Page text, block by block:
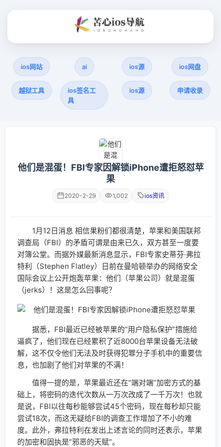
ios网站 ai ios源 ios网盘
越狱工具
ios签名工
具
ios源 申请收录
他们是混蛋！FBI专家因解锁iPhone遭拒怒怼苹
果
2020-2-29 1,002 ios资讯
1月12日消息 相信果粉们都很清楚，苹果和美国联邦
调查局（FBI）的矛盾可谓是由来已久，双方甚至一度要
对簿公堂。而据外媒最新消息显示，FBI专家史蒂芬·弗拉
特利（Stephen Flatley）日前在曼哈顿举办的网络安全
国际会议上公开炮轰苹果：他们（苹果公司）就是混蛋
（jerks）！这是怎么回事呢？
据悉，FBI最近已经被苹果的“用户隐私保护”措施给
逼疯了，他们现在已经累积了近8000台苹果设备无法破
解，这不仅令他们无法及时获得犯罪分子手机中的重要信
息，也加剧了他们对苹果的不满！
值得一提的是，苹果最近还在“端对端”加密方式的基
础上，将密码的迭代次数从一万次改成了一千万次！也就
是说，FBI以往每秒能够尝试45个密码，现在每秒却只能
尝试18次，而这无疑给FBI的调查工作增加了不小的难
度。此外，弗拉特利在发出上述言论的同时还表示，苹果
的加密和固执是“邪恶的天赋”。